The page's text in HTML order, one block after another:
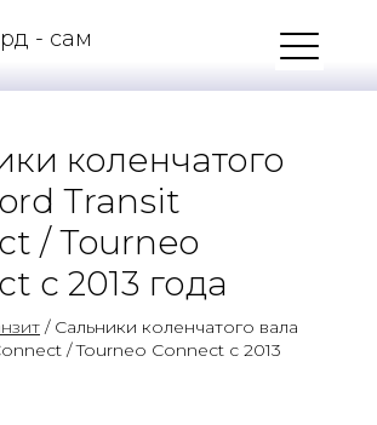
- сам
коленчатого
Transit
/ Tourneo
с 2013 года
/ Сальники коленчатого вала
/ Tourneo Connect с 2013